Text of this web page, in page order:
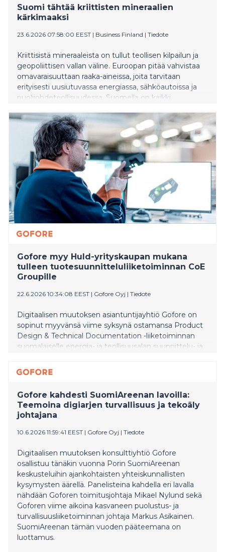
Suomi tähtää kriittisten mineraalien
kärkimaaksi
23.6.2026 07:58:00 EEST | Business Finland | Tiedote
Kriittisistä mineraaleista on tullut teollisen kilpailun ja
geopoliittisen vallan väline. Euroopan pitää vahvistaa
omavaraisuuttaan raaka-aineissa, joita tarvitaan
erityisesti uusiutuvassa energiassa, sähköautoissa ja
puolijohdeteollisuudessa. Suomella on kaikki
kriittisten materiaalien jatkojalostajaksi, sanoo
Business Finlandin johtava asiantuntija Satu Penttinen.
Gofore myy Huld-yrityskaupan mukana
tulleen tuotesuunnitteluliiketoiminnan CoE
Groupille
22.6.2026 10:34:08 EEST | Gofore Oyj | Tiedote
Digitaalisen muutoksen asiantuntijayhtiö Gofore on
sopinut myyvänsä viime syksynä ostamansa Product
Design & Technical Documentation -liiketoiminnan
suomalaiselle energia- ja teollisuusalan suunnittelu- ja
oleva liiketoiminta on ennen kaupan toteutusta osa
Huld Oy:tä. Huld Oy:ssä on vireillä
liiketoiminta yhtiöitetään omaksi yhtiökseen. Se
kattaa teollisuuden ja puolustussektorin fyysisten
tuotteiden ja laitekokonaisuuksien suunnittelun ja
teknisen dokumentaation ja työllistää noin 120
Gofore kahdesti SuomiAreenan lavoilla:
Teemoina digiarjen turvallisuus ja tekoäly
johtajana
10.6.2026 11:59:41 EEST | Gofore Oyj | Tiedote
Digitaalisen muutoksen konsulttiyhtiö Gofore
osallistuu tänäkin vuonna Porin SuomiAreenan
keskusteluihin ajankohtaisten yhteiskunnallisten
kysymysten äärellä. Panelisteina kahdella eri lavalla
nähdään Goforen toimitusjohtaja Mikael Nylund sekä
Goforen viime aikoina kasvaneen puolustus- ja
turvallisuusliiketoiminnan johtaja Markus Asikainen.
SuomiAreenan tämän vuoden pääteemana on
luottamus.